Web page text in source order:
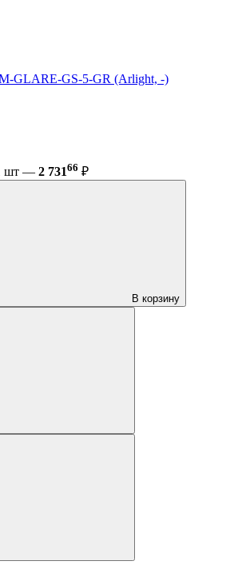
GLARE-GS-5-GR (Arlight, -)
шт — 2 73166 ₽
В корзину